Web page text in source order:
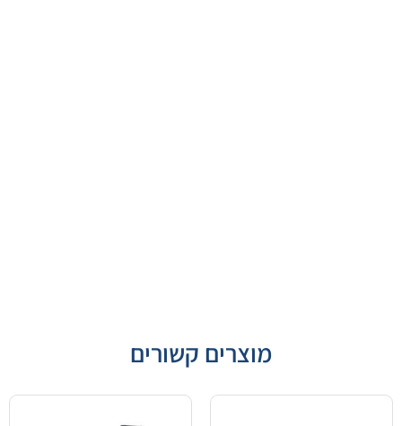
מוצרים קשורים